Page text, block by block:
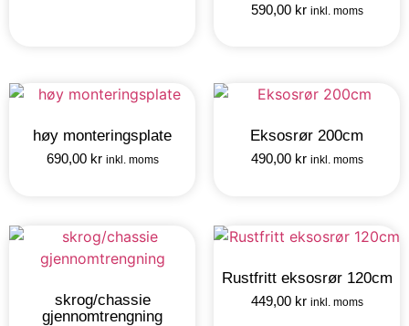
590,00 kr inkl. moms
høy monteringsplate
690,00 kr inkl. moms
Eksosrør 200cm
490,00 kr inkl. moms
skrog/chassie
gjennomtrengning
Rustfritt eksosrør 120cm
449,00 kr inkl. moms